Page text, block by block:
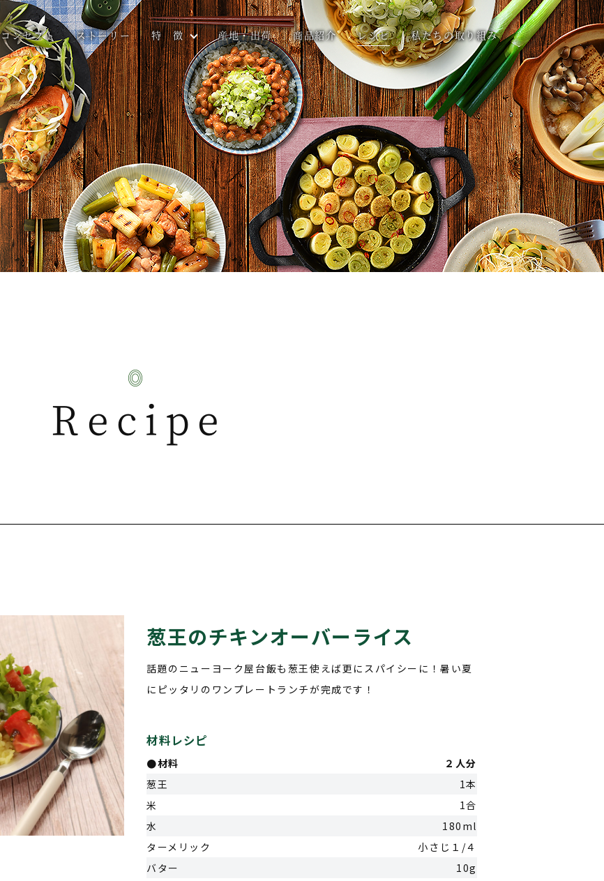
コンセプト ストーリー 特 徴 産地・出荷 商品紹介 レシピ 私たちの取り組み
Recipe
葱王のチキンオーバーライス
話題のニューヨーク屋台飯も葱王使えば更にスパイシーに！暑い夏
にピッタリのワンプレートランチが完成です！
材料レシピ
●材料
２人分
葱王
1本
米
1合
水
180ml
ターメリック
小さじ１/４
バター
10g